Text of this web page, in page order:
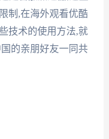
制,在海外观看优酷
技术的使用方法,就
的亲朋好友一同共